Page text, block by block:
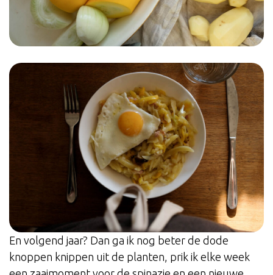
En volgend jaar? Dan ga ik nog beter de dode
knoppen knippen uit de planten, prik ik elke week